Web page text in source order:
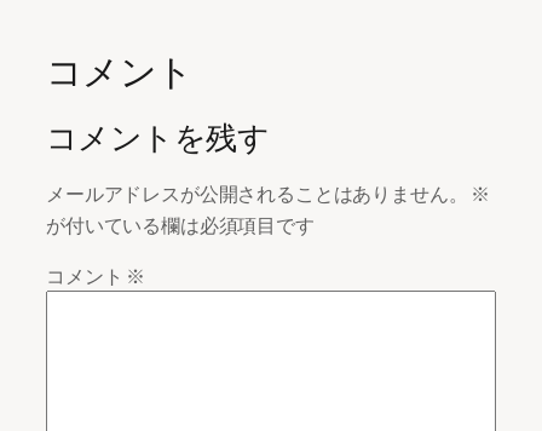
コメント
コメントを残す
メールアドレスが公開されることはありません。
※
が付いている欄は必須項目です
コメント ※